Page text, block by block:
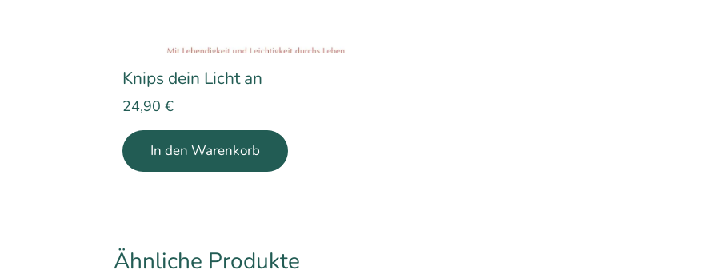
Knips dein Licht an
24,90 €
In den Warenkorb
Ähnliche Produkte